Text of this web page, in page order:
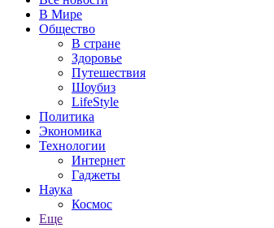
В Мире
Общество
В стране
Здоровье
Путешествия
Шоубиз
LifeStyle
Политика
Экономика
Технологии
Интернет
Гаджеты
Наука
Космос
Еще